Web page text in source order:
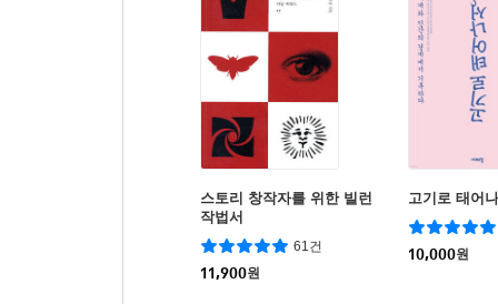
스토리 창작자를 위한 빌런
작법서
61건
11,900원
고기로 태어
10,000원